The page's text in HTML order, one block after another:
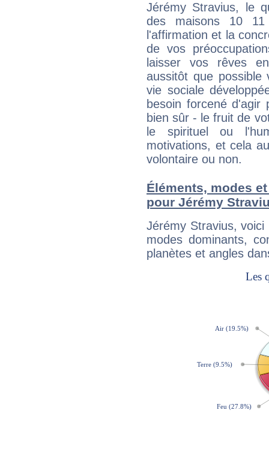
Jérémy Stravius, le
des maisons 10
l'affirmation et la
de vos
laisser vos rêves
aussitôt que
vie sociale
besoin forcené
bien sûr - le fruit de
le spirituel ou
motivations, et cela
volontaire ou non.
Éléments, modes
pour Jérémy
Jérémy Stravius,
modes dominants,
planètes et angles